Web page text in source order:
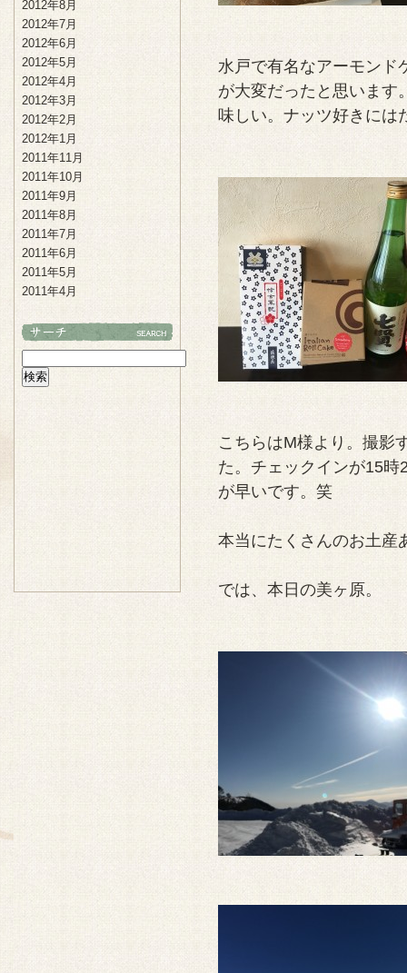
水戸で有名なアーモンド
が大変だったと思います
味しい。ナッツ好きには
こちらはM様より。撮影
た。チェックインが15
が早いです。笑
本当にたくさんのお土
では、本日の美ヶ原。
2012年8月
2012年7月
2012年6月
2012年5月
2012年4月
2012年3月
2012年2月
2012年1月
2011年11月
2011年10月
2011年9月
2011年8月
2011年7月
2011年6月
2011年5月
2011年4月